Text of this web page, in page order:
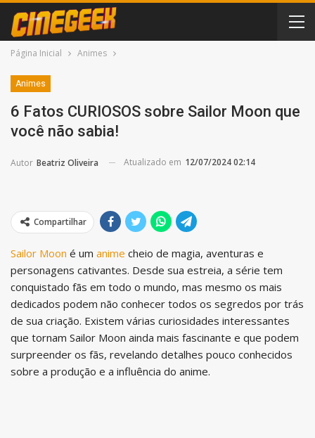
Página Inicial Animes
Animes
6 Fatos CURIOSOS sobre Sailor Moon que
você não sabia!
Autor Beatriz Oliveira Atualizado em 12/07/2024 02:14
Compartilhar
Sailor Moon é um anime cheio de magia, aventuras e
personagens cativantes. Desde sua estreia, a série tem
conquistado fãs em todo o mundo, mas mesmo os mais
dedicados podem não conhecer todos os segredos por trás
de sua criação. Existem várias curiosidades interessantes
que tornam Sailor Moon ainda mais fascinante e que podem
surpreender os fãs, revelando detalhes pouco conhecidos
sobre a produção e a influência do anime.